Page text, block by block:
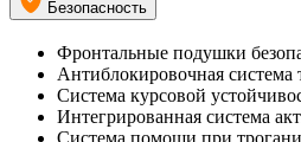
Безопасность
Фронтальные подушки
Антиблокировочная система
Система курсовой
Интегрированная система
Система помощи при